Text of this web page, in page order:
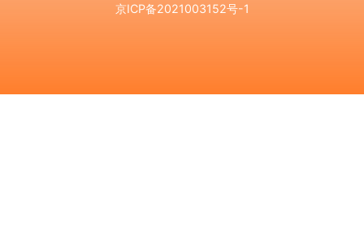
京ICP备2021003152号-1